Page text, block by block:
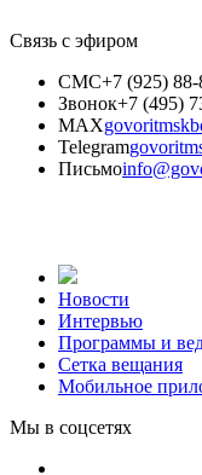
Связь с эфиром
СМС+7 (925)
Звонок+7 (495)
MAX
Telegram
Письмо
Новости
Интервью
Программы и
Сетка вещания
Мобильное
Мы в соцсетях